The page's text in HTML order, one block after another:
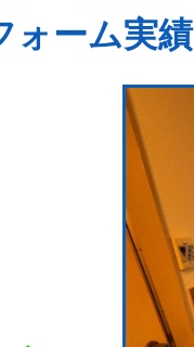
ォーム実績